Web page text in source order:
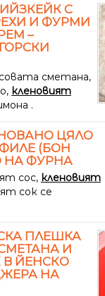
С
И ФУРМИ
–
сметана,
кленовият
.
ЦЯЛО
(БОН
НА ФУРНА
сос, кленовият
сок се
ПЛЕШКА
И
ЙЕНСКО
НА